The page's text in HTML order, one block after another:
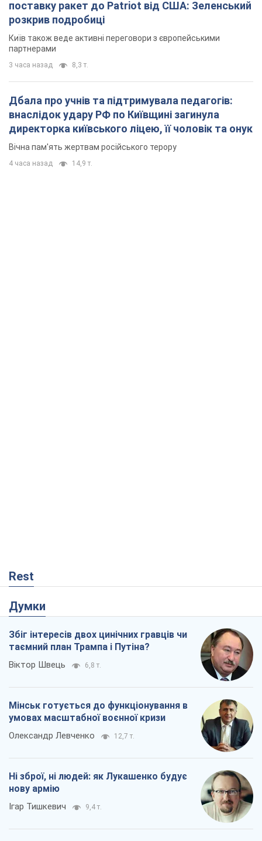
поставку ракет до Patriot від США: Зеленський
розкрив подробиці
Київ також веде активні переговори з європейськими
партнерами
3 часа назад 8,3 т.
Дбала про учнів та підтримувала педагогів:
внаслідок удару РФ по Київщині загинула
директорка київського ліцею, її чоловік та онук
Вічна пам'ять жертвам російського терору
4 часа назад 14,9 т.
Rest
Думки
Збіг інтересів двох цинічних гравців чи
таємний план Трампа і Путіна?
Віктор Швець 6,8 т.
Мінськ готується до функціонування в
умовах масштабної воєнної кризи
Олександр Левченко 12,7 т.
Ні зброї, ні людей: як Лукашенко будує
нову армію
Ігар Тишкевич 9,4 т.